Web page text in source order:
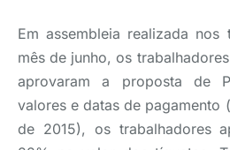
Em assembleia realizada
mês de junho, os
aprovaram a proposta de
valores e datas de pagamento
de 2015), os trabalhadores